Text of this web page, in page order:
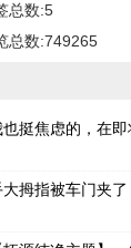
总数:5
总数:749265
挺焦虑的，在
拇指被车门夹